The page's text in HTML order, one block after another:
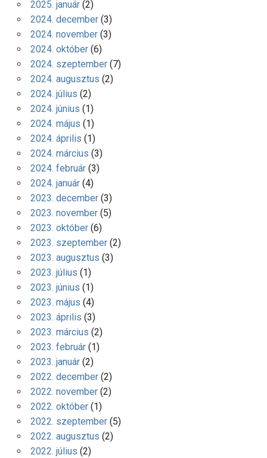
2025. január(2)
2024. december(3)
2024. november(3)
2024. október(6)
2024. szeptember(7)
2024. augusztus (2)
2024. július (2)
2024. június (1)
2024. május (1)
2024. április (1)
2024. március (3)
2024. február(3)
2024. január(4)
2023. december(3)
2023. november(5)
2023. október(6)
2023. szeptember(2)
2023. augusztus (3)
2023. július (1)
2023. június (1)
2023. május (4)
2023. április (3)
2023. március (2)
2023. február(1)
2023. január(2)
2022. december(2)
2022. november(2)
2022. október(1)
2022. szeptember(5)
2022. augusztus (2)
2022. július (2)